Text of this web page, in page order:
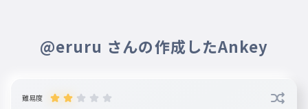
@eruru さんの作成したAnkey
難易度